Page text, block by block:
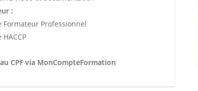
:
Professionnel
CPF via MonCompteFormation